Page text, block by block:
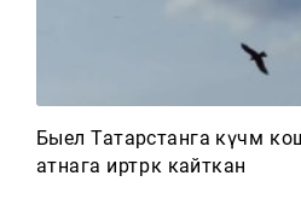
Быел Татарстанга күчмә
атнага иртәрәк кайткан